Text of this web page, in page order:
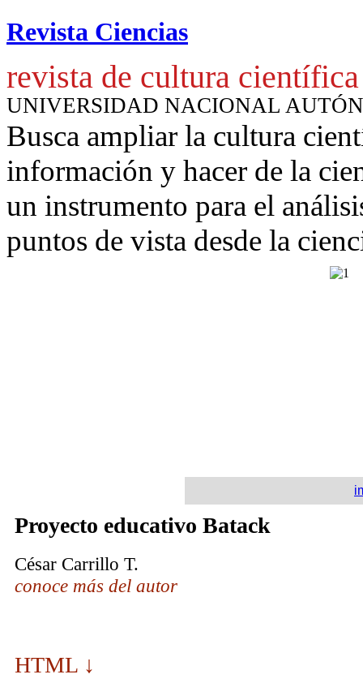
Revista Ciencias
revista de cultura científica
UNIVERSIDAD NACIONAL
Busca ampliar la cultura
información y hacer de la
un instrumento para el
puntos de vista desde la
Proyecto educativo Batack
César Carrillo T.
conoce más del autor
HTML ↓